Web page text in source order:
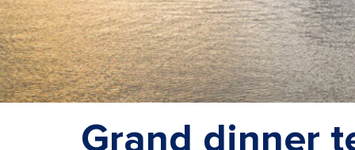
Grand dinner